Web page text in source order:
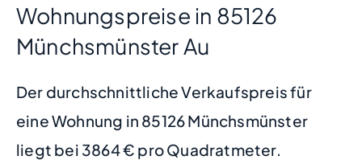
Wohnungspreise in 85126
Münchsmünster Au
Der durchschnittliche Verkaufspreis für
eine Wohnung in 85126 Münchsmünster
liegt bei 3864 € pro Quadratmeter.